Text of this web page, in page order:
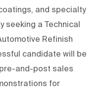
and specialty
seeking a Technical
Refinish
candidate will be
and-post sales
for